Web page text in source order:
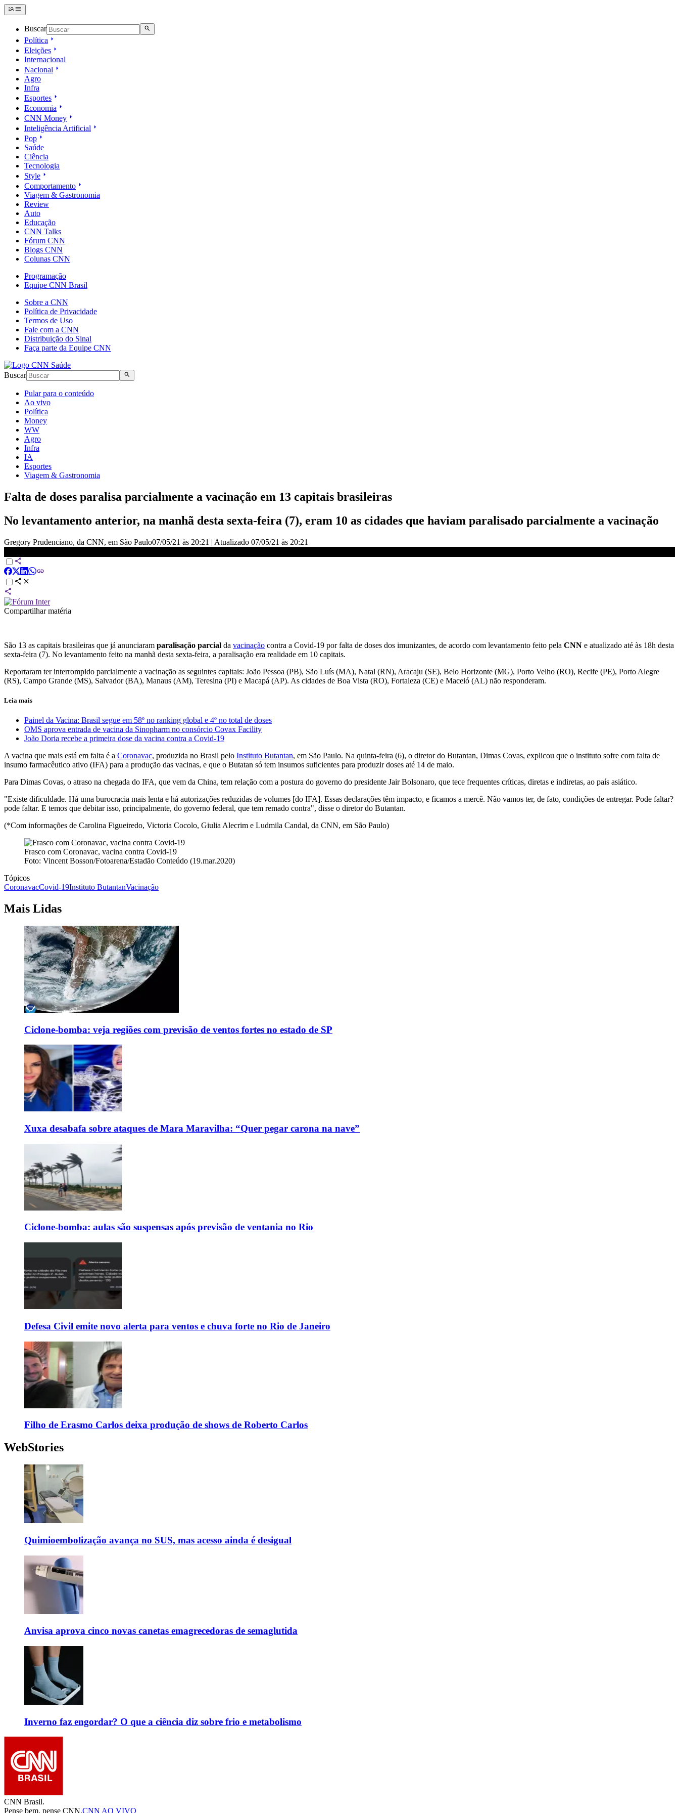
Buscar
Política
Eleições
Internacional
Nacional
Agro
Infra
Esportes
Economia
CNN Money
Inteligência Artificial
Pop
Saúde
Ciência
Tecnologia
Style
Comportamento
Viagem & Gastronomia
Review
Auto
Educação
CNN Talks
Fórum CNN
Blogs CNN
Colunas CNN
Programação
Equipe CNN Brasil
Sobre a CNN
Política de Privacidade
Termos de Uso
Fale com a CNN
Distribuição do Sinal
Faça parte da Equipe CNN
Buscar
Pular para o conteúdo
Ao vivo
Política
Money
WW
Agro
Infra
IA
Esportes
Viagem & Gastronomia
Falta de doses paralisa parcialmente a vacinação em 13 capitais brasileiras
No levantamento anterior, na manhã desta sexta-feira (7), eram 10 as cidades que haviam paralisado parcialmente a vacinação
Gregory Prudenciano, da CNN, em São Paulo07/05/21 às 20:21 | Atualizado 07/05/21 às 20:21
Compartilhar matéria
São 13 as capitais brasileiras que já anunciaram paralisação parcial da vacinação contra a Covid-19 por falta de doses dos imunizantes, de acordo com levantamento feito pela CNN e atualizado até às 18h desta
sexta-feira (7). No levantamento feito na manhã desta sexta-feira, a paralisação era realidade em 10 capitais.
Reportaram ter interrompido parcialmente a vacinação as seguintes capitais: João Pessoa (PB), São Luís (MA), Natal (RN), Aracaju (SE), Belo Horizonte (MG), Porto Velho (RO), Recife (PE), Porto Alegre
(RS), Campo Grande (MS), Salvador (BA), Manaus (AM), Teresina (PI) e Macapá (AP). As cidades de Boa Vista (RO), Fortaleza (CE) e Maceió (AL) não responderam.
Leia mais
Painel da Vacina: Brasil segue em 58º no ranking global e 4º no total de doses
OMS aprova entrada de vacina da Sinopharm no consórcio Covax Facility
João Doria recebe a primeira dose da vacina contra a Covid-19
A vacina que mais está em falta é a Coronavac, produzida no Brasil pelo Instituto Butantan, em São Paulo. Na quinta-feira (6), o diretor do Butantan, Dimas Covas, explicou que o instituto sofre com falta de
insumo farmacêutico ativo (IFA) para a produção das vacinas, e que o Butatan só tem insumos suficientes para produzir doses até 14 de maio.
Para Dimas Covas, o atraso na chegada do IFA, que vem da China, tem relação com a postura do governo do presidente Jair Bolsonaro, que tece frequentes críticas, diretas e indiretas, ao país asiático.
"Existe dificuldade. Há uma burocracia mais lenta e há autorizações reduzidas de volumes [do IFA]. Essas declarações têm impacto, e ficamos a mercê. Não vamos ter, de fato, condições de entregar. Pode faltar?
pode faltar. E temos que debitar isso, principalmente, do governo federal, que tem remado contra", disse o diretor do Butantan.
(*Com informações de Carolina Figueiredo, Victoria Cocolo, Giulia Alecrim e Ludmila Candal, da CNN, em São Paulo)
Frasco com Coronavac, vacina contra Covid-19
Foto: Vincent Bosson/Fotoarena/Estadão Conteúdo (19.mar.2020)
Tópicos
CoronavacCovid-19Instituto ButantanVacinação
Mais Lidas
Ciclone-bomba: veja regiões com previsão de ventos fortes no estado de SP
Xuxa desabafa sobre ataques de Mara Maravilha: “Quer pegar carona na nave”
Ciclone-bomba: aulas são suspensas após previsão de ventania no Rio
Defesa Civil emite novo alerta para ventos e chuva forte no Rio de Janeiro
Filho de Erasmo Carlos deixa produção de shows de Roberto Carlos
WebStories
Quimioembolização avança no SUS, mas acesso ainda é desigual
Anvisa aprova cinco novas canetas emagrecedoras de semaglutida
Inverno faz engordar? O que a ciência diz sobre frio e metabolismo
CNN Brasil.
Pense bem, pense CNN.CNN AO VIVO